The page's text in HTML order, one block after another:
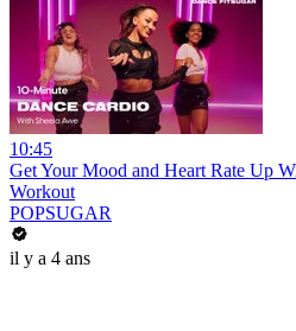
10:45
Get Your Mood and Heart Rate Up
Workout
POPSUGAR
il y a 4 ans